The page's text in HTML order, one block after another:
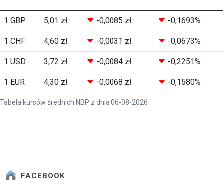
Tabela kursów średnich NBP z dnia 06-08-2026
1 GBP 5,01 zł -0,0085 zł -0,1693%
1 CHF 4,60 zł -0,0031 zł -0,0673%
1 USD 3,72 zł -0,0084 zł -0,2251%
1 EUR 4,30 zł -0,0068 zł -0,1580%
FACEBOOK